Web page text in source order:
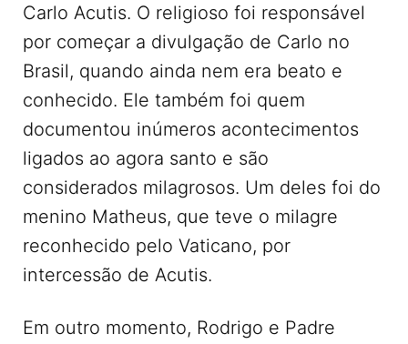
Carlo Acutis. O religioso foi responsável
por começar a divulgação de Carlo no
Brasil, quando ainda nem era beato e
conhecido. Ele também foi quem
documentou inúmeros acontecimentos
ligados ao agora santo e são
considerados milagrosos. Um deles foi do
menino Matheus, que teve o milagre
reconhecido pelo Vaticano, por
intercessão de Acutis.
Em outro momento, Rodrigo e Padre